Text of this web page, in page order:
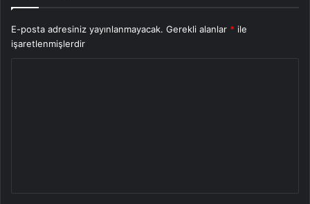
E-posta adresiniz yayınlanmayacak. Gerekli alanlar * ile
işaretlenmişlerdir